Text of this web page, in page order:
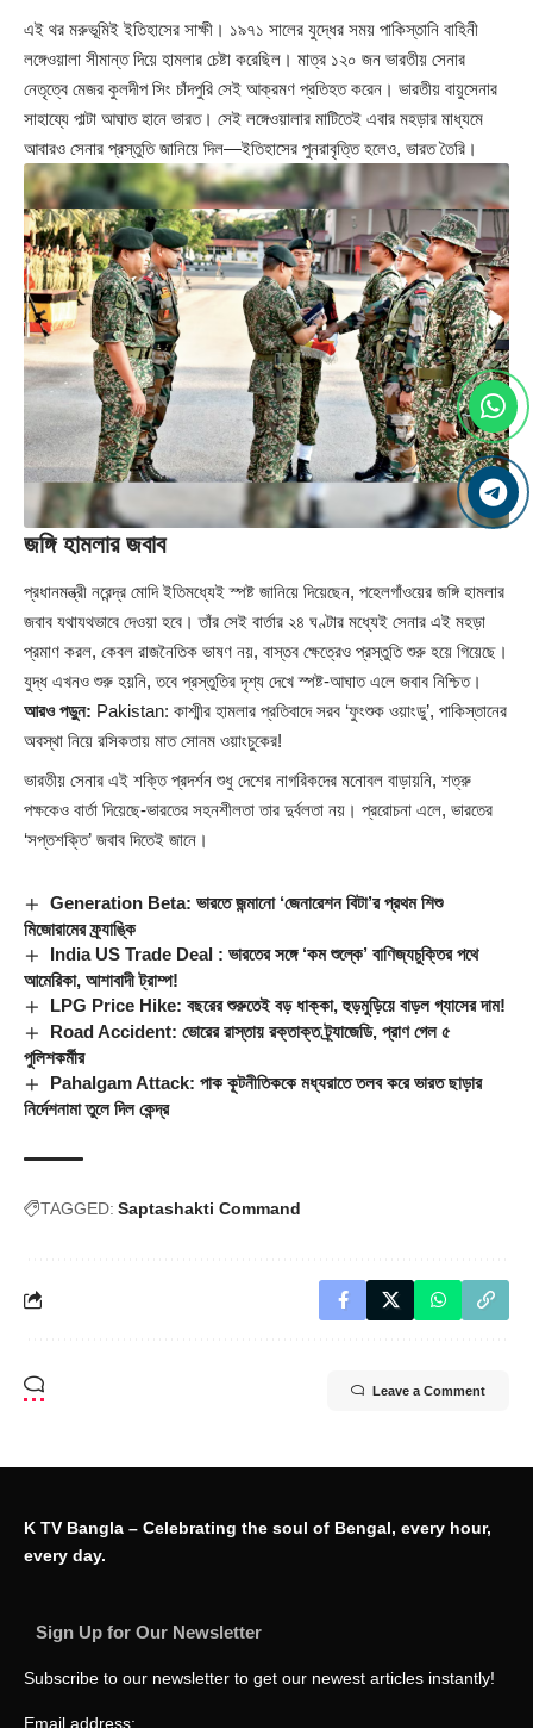
এই থর মরুভূমিই ইতিহাসের সাক্ষী। ১৯৭১ সালের যুদ্ধের সময় পাকিস্তানি বাহিনী
লঙ্গেওয়ালা সীমান্ত দিয়ে হামলার চেষ্টা করেছিল। মাত্র ১২০ জন ভারতীয় সেনার
নেতৃত্বে মেজর কুলদীপ সিং চাঁদপুরি সেই আক্রমণ প্রতিহত করেন। ভারতীয় বায়ুসেনার
সাহায্যে পাল্টা আঘাত হানে ভারত। সেই লঙ্গেওয়ালার মাটিতেই এবার মহড়ার মাধ্যমে
আবারও সেনার প্রস্তুতি জানিয়ে দিল—ইতিহাসের পুনরাবৃত্তি হলেও, ভারত তৈরি।
জঙ্গি হামলার জবাব
প্রধানমন্ত্রী নরেন্দ্র মোদি ইতিমধ্যেই স্পষ্ট জানিয়ে দিয়েছেন, পহেলগাঁওয়ের জঙ্গি হামলার
জবাব যথাযথভাবে দেওয়া হবে। তাঁর সেই বার্তার ২৪ ঘণ্টার মধ্যেই সেনার এই মহড়া
প্রমাণ করল, কেবল রাজনৈতিক ভাষণ নয়, বাস্তব ক্ষেত্রেও প্রস্তুতি শুরু হয়ে গিয়েছে।
যুদ্ধ এখনও শুরু হয়নি, তবে প্রস্তুতির দৃশ্য দেখে স্পষ্ট-আঘাত এলে জবাব নিশ্চিত।
আরও পড়ুন: Pakistan: কাশ্মীর হামলার প্রতিবাদে সরব ‘ফুংশুক ওয়াংডু’, পাকিস্তানের
অবস্থা নিয়ে রসিকতায় মাত সোনম ওয়াংচুকের!
ভারতীয় সেনার এই শক্তি প্রদর্শন শুধু দেশের নাগরিকদের মনোবল বাড়ায়নি, শত্রু
পক্ষকেও বার্তা দিয়েছে-ভারতের সহনশীলতা তার দুর্বলতা নয়। প্ররোচনা এলে, ভারতের
‘সপ্তশক্তি’ জবাব দিতেই জানে।
Generation Beta: ভারতে জন্মানো ‘জেনারেশন বিটা’র প্রথম শিশু
মিজোরামের ফ্র্যাঙ্কি
India US Trade Deal : ভারতের সঙ্গে ‘কম শুল্কে’ বাণিজ্যচুক্তির পথে
আমেরিকা, আশাবাদী ট্রাম্প!
LPG Price Hike: বছরের শুরুতেই বড় ধাক্কা, হুড়মুড়িয়ে বাড়ল গ্যাসের দাম!
Road Accident: ভোরের রাস্তায় রক্তাক্ত ট্র্যাজেডি, প্রাণ গেল ৫
পুলিশকর্মীর
Pahalgam Attack: পাক কূটনীতিককে মধ্যরাতে তলব করে ভারত ছাড়ার
নির্দেশনামা তুলে দিল কেন্দ্র
TAGGED: Saptashakti Command
Leave a Comment
K TV Bangla – Celebrating the soul of Bengal, every hour,
every day.
Sign Up for Our Newsletter
Subscribe to our newsletter to get our newest articles instantly!
Email address: